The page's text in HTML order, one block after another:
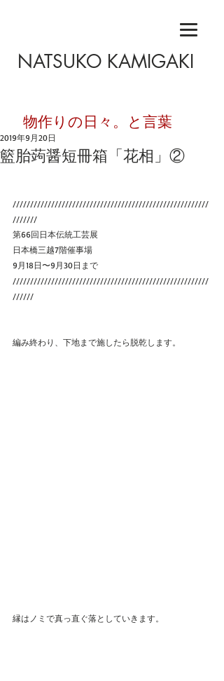
NATSUKO KAMIGAKI
​物作りの日々。と言葉
籃胎蒟醤短冊箱「花相」②
2019年9月20日
////////////////////////////////////////////////////////
///////
第66回日本伝統工芸展
日本橋三越7階催事場
9月18日〜9月30日まで
////////////////////////////////////////////////////////
//////
編み終わり、下地まで施したら脱乾します。
縁はノミで真っ直ぐ落としていきます。